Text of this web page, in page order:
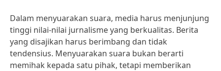
Dalam menyuarakan suara, media harus menjunjung
tinggi nilai-nilai jurnalisme yang berkualitas. Berita
yang disajikan harus berimbang dan tidak
tendensius. Menyuarakan suara bukan berarti
memihak kepada satu pihak, tetapi memberikan